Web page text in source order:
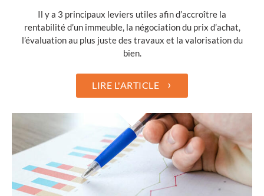
Il y a 3 principaux leviers utiles afin d’accroître la
rentabilité d’un immeuble, la négociation du prix d’achat,
l’évaluation au plus juste des travaux et la valorisation du
bien.
LIRE L'ARTICLE ›